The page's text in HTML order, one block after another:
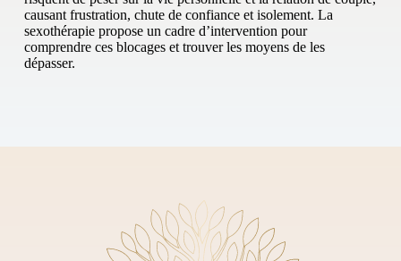
causant frustration, chute de confiance et isolement. La
sexothérapie propose un cadre d’intervention pour
comprendre ces blocages et trouver les moyens de les
dépasser.